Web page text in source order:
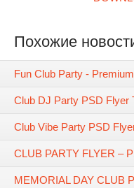
Похожие
Fun Club Party -
Club DJ Party PSD Flyer
Club Vibe Party PSD
CLUB PARTY FLYER –
MEMORIAL DAY CLUB